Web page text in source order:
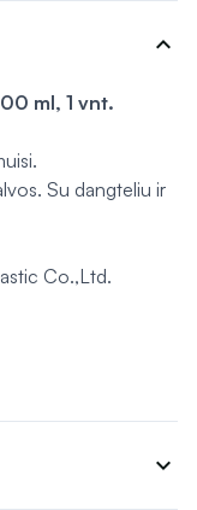
expand_more
ml, 1 vnt.
Su dangteliu ir
Co.,Ltd.
expand_more